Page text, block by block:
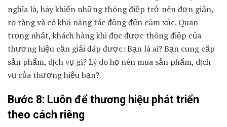
nghĩa là, hãy khiến những thông điệp trở nên đơn giản,
rõ ràng và có khả năng tác động đến cảm xúc. Quan
trọng nhất, khách hàng khi đọc được thông điệp của
thương hiệu cần giải đáp được: Bạn là ai? Bạn cung cấp
sản phẩm, dịch vụ gì? Lý do họ nên mua sản phẩm, dịch
vụ của thương hiệu bạn?
Bước 8: Luôn để thương hiệu phát triển
theo cách riêng